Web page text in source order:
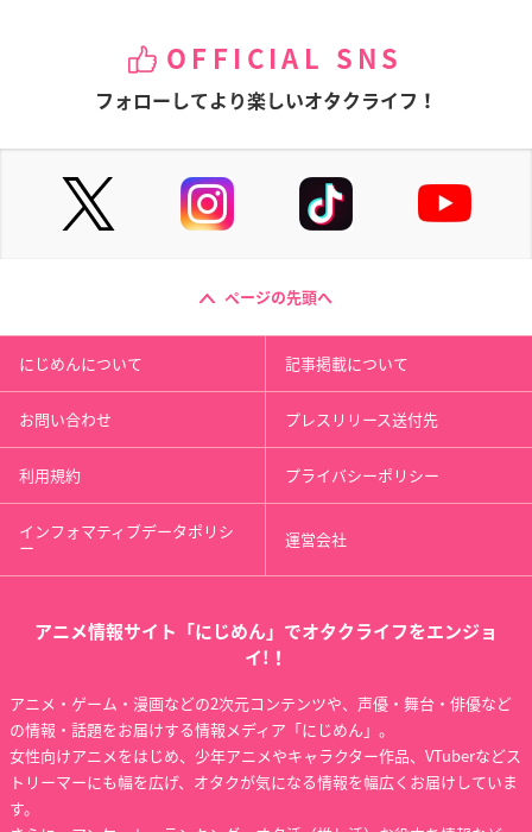
OFFICIAL SNS
フォローしてより楽しいオタクライフ！
ページの先頭へ
にじめんについて 記事掲載について
お問い合わせ プレスリリース送付先
利用規約 プライバシーポリシー
インフォマティブデータポリシ
ー 運営会社
アニメ情報サイト「にじめん」でオタクライフをエンジョ
イ!！
アニメ・ゲーム・漫画などの2次元コンテンツや、声優・舞台・俳優など
の情報・話題をお届けする情報メディア「にじめん」。
女性向けアニメをはじめ、少年アニメやキャラクター作品、VTuberなどス
トリーマーにも幅を広げ、オタクが気になる情報を幅広くお届けしていま
す。